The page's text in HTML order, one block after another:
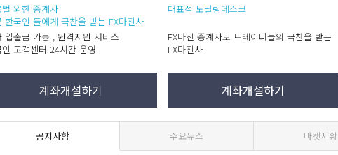
외한 중계사
한국인 들에게 극찬을 받는 FX마진사
입출금 가능 , 원격지원 서비스
인 고객센터 24시간 운영
계좌개설하기
대표적 노딜링데스크
FX마진 중계사로 트레이더들의 극찬을 받는
FX마진사
계좌개설하기
공지사항 주요뉴스 마켓시황